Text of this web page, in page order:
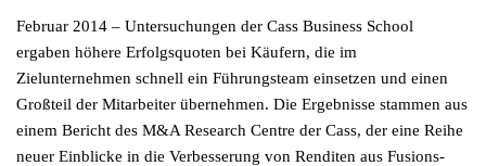
Februar 2014 – Untersuchungen der Cass Business School
ergaben höhere Erfolgsquoten bei Käufern, die im
Zielunternehmen schnell ein Führungsteam einsetzen und einen
Großteil der Mitarbeiter übernehmen. Die Ergebnisse stammen aus
einem Bericht des M&A Research Centre der Cass, der eine Reihe
neuer Einblicke in die Verbesserung von Renditen aus Fusions-